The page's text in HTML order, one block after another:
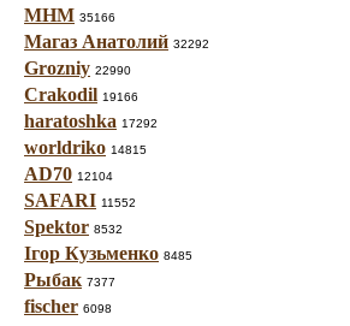
МНМ 35166
Магаз Анатолий 32292
Grozniy 22990
Crakodil 19166
haratoshka 17292
worldriko 14815
AD70 12104
SAFARI 11552
Spektor 8532
Ігор Кузьменко 8485
Рыбак 7377
fischer 6098